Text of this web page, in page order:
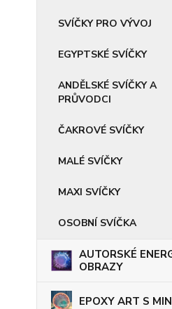
SVÍČKY PRO VÝVOJ
EGYPTSKÉ SVÍČKY
ANDĚLSKÉ SVÍČKY A
PRŮVODCI
ČAKROVÉ SVÍČKY
MALÉ SVÍČKY
MAXI SVÍČKY
OSOBNÍ SVÍČKA
AUTORSKÉ
OBRAZY
EPOXY ART S